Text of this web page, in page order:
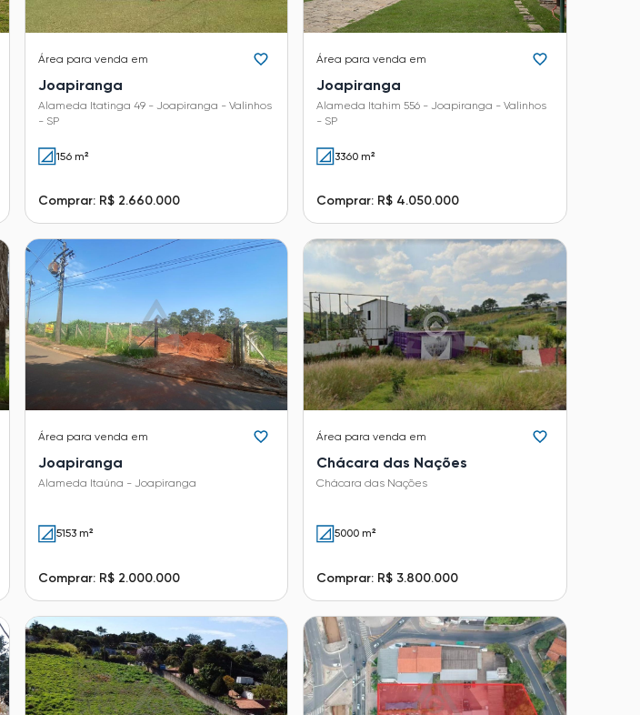
Área para venda em
Joapiranga
Alameda Itatinga 49 - Joapiranga - Valinhos
- SP
156 m²
Comprar: R$ 2.660.000
Área para venda em
Joapiranga
Alameda Itahim 556 - Joapiranga - Valinhos
- SP
3360 m²
Comprar: R$ 4.050.000
Área para venda em
Joapiranga
Alameda Itaúna - Joapiranga
5153 m²
Comprar: R$ 2.000.000
Área para venda em
Chácara das Nações
Chácara das Nações
5000 m²
Comprar: R$ 3.800.000